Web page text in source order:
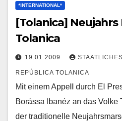
*INTERNATIONAL*
[Tolanica]
Tolanica
19.01.2009
REPÚBLICA TOLANICA
Mit einem Appell durch El
Borássa Ibanéz an das Volke
der traditionelle